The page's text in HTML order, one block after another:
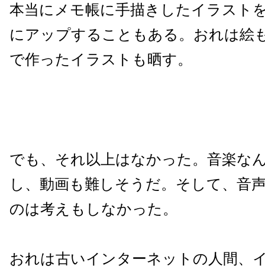
本当にメモ帳に手描きしたイラスト
にアップすることもある。おれは絵
で作ったイラストも晒す。
でも、それ以上はなかった。音楽な
し、動画も難しそうだ。そして、音
のは考えもしなかった。
おれは古いインターネットの人間、